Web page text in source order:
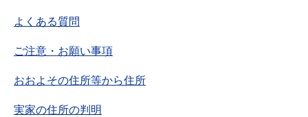
よくある質問
ご注意・お願い事項
おおよその住所等から住所
実家の住所の判明